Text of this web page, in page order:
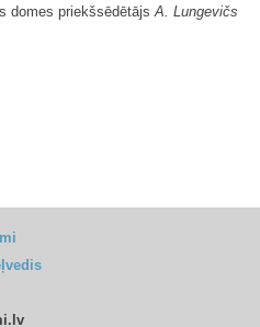
domes priekšsēdētājs A. Lungevičs